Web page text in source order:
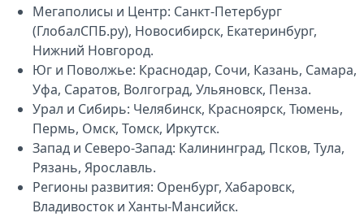
Мегаполисы и Центр: Санкт-Петербург
(ГлобалСПБ.ру), Новосибирск, Екатеринбург,
Нижний Новгород.
Юг и Поволжье: Краснодар, Сочи, Казань, Самара,
Уфа, Саратов, Волгоград, Ульяновск, Пенза.
Урал и Сибирь: Челябинск, Красноярск, Тюмень,
Пермь, Омск, Томск, Иркутск.
Запад и Северо-Запад: Калининград, Псков, Тула,
Рязань, Ярославль.
Регионы развития: Оренбург, Хабаровск,
Владивосток и Ханты-Мансийск.